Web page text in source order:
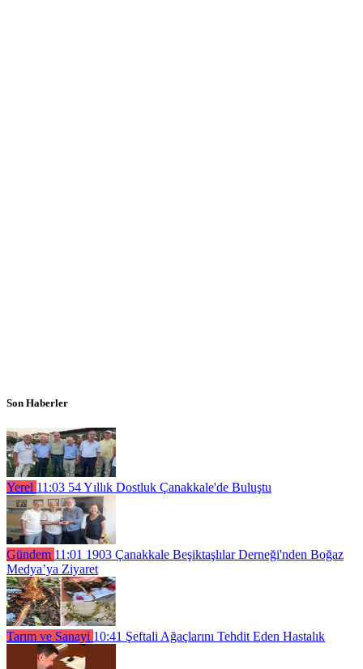
Son Haberler
Yerel 11:03 54 Yıllık Dostluk Çanakkale'de Buluştu
Gündem 11:01 1903 Çanakkale Beşiktaşlılar Derneği'nden Boğaz
Medya’ya Ziyaret
Tarım ve Sanayi 10:41 Şeftali Ağaçlarını Tehdit Eden Hastalık